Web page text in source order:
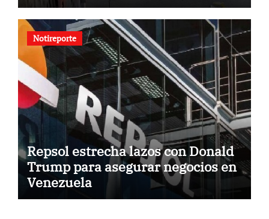
Notireporte
Repsol estrecha lazos con Donald
Trump para asegurar negocios en
Venezuela